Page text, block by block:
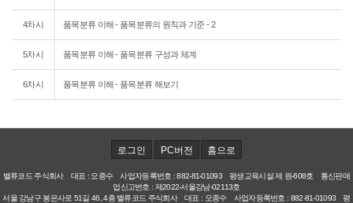
4차시 품목분류 이해 - 품목분류의 원칙과 기준 - 2
5차시 품목분류 이해 - 품목분류 구성과 체계
6차시 품목분류 이해 - 품목분류 해보기
로그인 PC버전 홈으로
밸류코드 주식회사 대표 : 오종수 사업자등록번호 : 882-81-01093 평생교육시설 제 원-608호 통신판매
업신고번호 : 제2022-서울강남-02113호
서울 강남구 봉은사로 51길 46, 4층 밸류코드 주식회사 대표 : 오종수 사업자등록번호 : 882-81-01093 평